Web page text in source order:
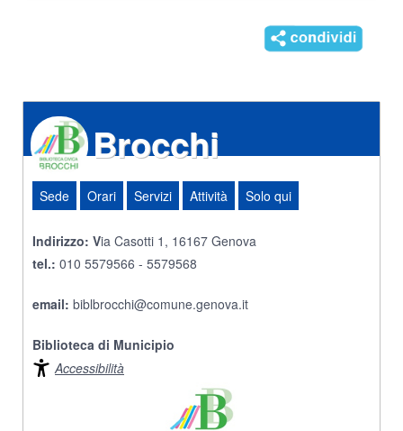
Brocchi
Sede Orari Servizi Attività Solo qui
Indirizzo: Via Casotti 1, 16167 Genova
tel.: 010 5579566 - 5579568
email: biblbrocchi@comune.genova.it
Biblioteca di Municipio
Accessibilità